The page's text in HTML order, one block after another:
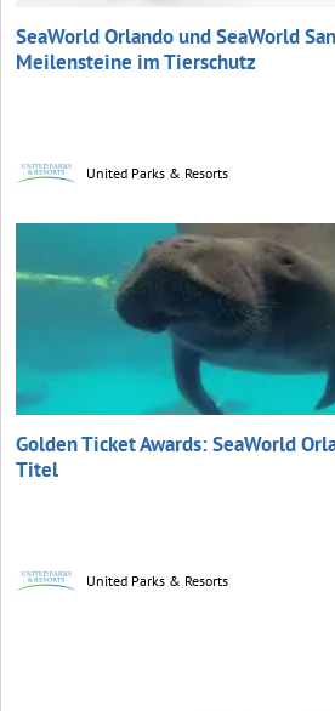
SeaWorld Orlando und SeaWorld
Meilensteine im Tierschutz
United Parks & Resorts
Golden Ticket Awards: SeaWorld
Titel
United Parks & Resorts